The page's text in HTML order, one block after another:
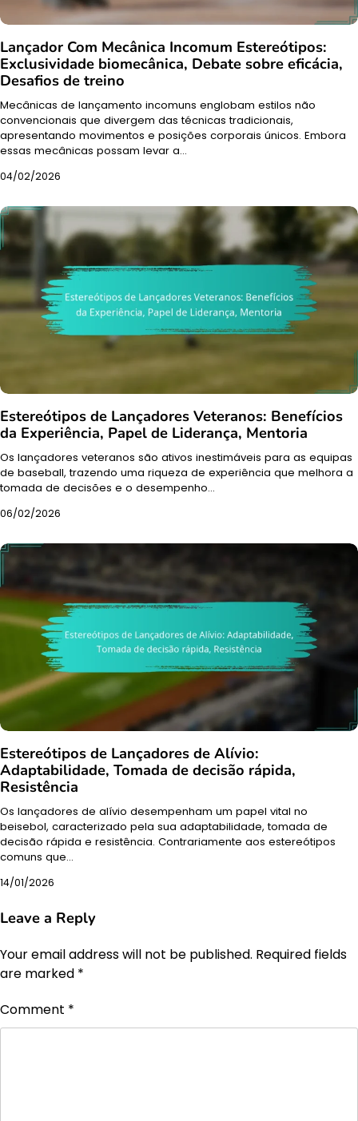
Lançador Com Mecânica Incomum Estereótipos:
Exclusividade biomecânica, Debate sobre eficácia,
Desafios de treino
Mecânicas de lançamento incomuns englobam estilos não
convencionais que divergem das técnicas tradicionais,
apresentando movimentos e posições corporais únicos. Embora
essas mecânicas possam levar a…
04/02/2026
Estereótipos de Lançadores Veteranos: Benefícios
da Experiência, Papel de Liderança, Mentoria
Os lançadores veteranos são ativos inestimáveis para as equipas
de baseball, trazendo uma riqueza de experiência que melhora a
tomada de decisões e o desempenho…
06/02/2026
Estereótipos de Lançadores de Alívio:
Adaptabilidade, Tomada de decisão rápida,
Resistência
Os lançadores de alívio desempenham um papel vital no
beisebol, caracterizado pela sua adaptabilidade, tomada de
decisão rápida e resistência. Contrariamente aos estereótipos
comuns que…
14/01/2026
Leave a Reply
Your email address will not be published. Required fields
are marked *
Comment *